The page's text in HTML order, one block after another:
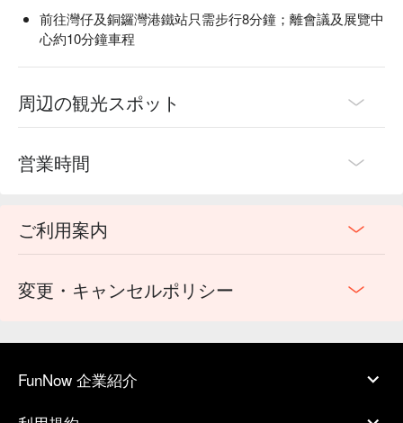
前往灣仔及銅鑼灣港鐵站只需步行8分鐘；離會議及展覽中
心約10分鐘車程
周辺の観光スポット
営業時間
ご利用案内
変更・キャンセルポリシー
FunNow 企業紹介